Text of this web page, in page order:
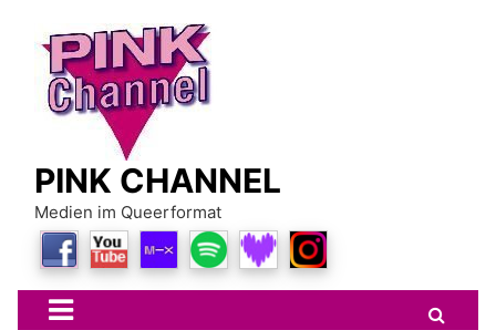
content
PINK CHANNEL
Medien im Queerformat